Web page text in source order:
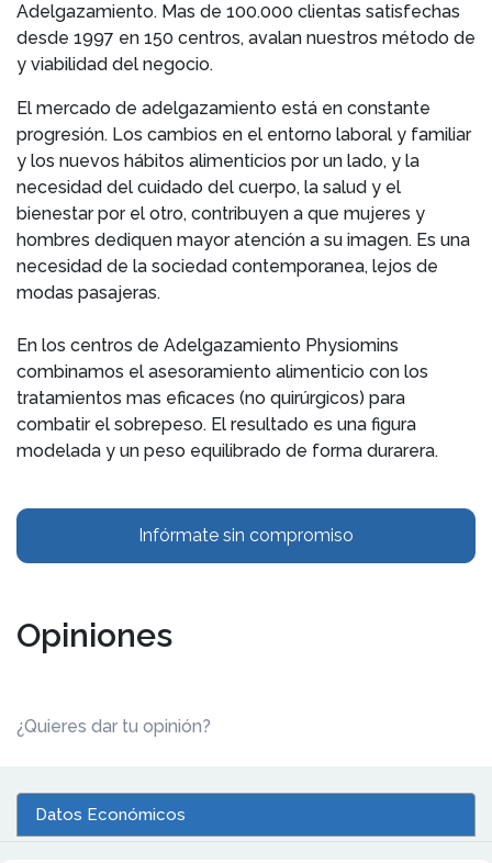
Adelgazamiento. Mas de 100.000 clientas satisfechas
desde 1997 en 150 centros, avalan nuestros método de
y viabilidad del negocio.
El mercado de adelgazamiento está en constante
progresión. Los cambios en el entorno laboral y familiar
y los nuevos hábitos alimenticios por un lado, y la
necesidad del cuidado del cuerpo, la salud y el
bienestar por el otro, contribuyen a que mujeres y
hombres dediquen mayor atención a su imagen. Es una
necesidad de la sociedad contemporanea, lejos de
modas pasajeras.
En los centros de Adelgazamiento Physiomins
combinamos el asesoramiento alimenticio con los
tratamientos mas eficaces (no quirúrgicos) para
combatir el sobrepeso. El resultado es una figura
modelada y un peso equilibrado de forma durarera.
Infórmate sin compromiso
Opiniones
¿Quieres dar tu opinión?
Datos Económicos